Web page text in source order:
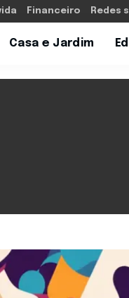
Financeiro Redes
Casa e Jardim